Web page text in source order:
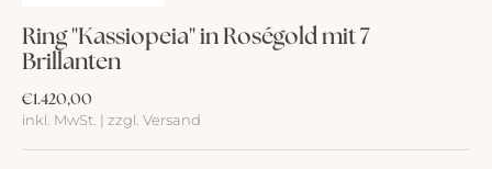
Ring "Kassiopeia" in Roségold mit 7
Brillanten
Angebot
€1.420,00
inkl. MwSt. | zzgl. Versand